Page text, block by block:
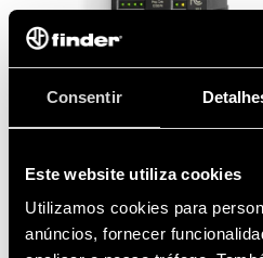
Consentir
Este website utiliza cookies
Utilizamos cookies para
anúncios, fornecer